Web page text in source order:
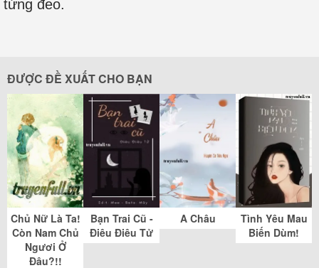
từng đeo.
ĐƯỢC ĐỀ XUẤT CHO BẠN
Chủ Nữ Là Ta!
Còn Nam Chủ
Ngươi Ở
Đâu?!!
Bạn Trai Cũ -
Điêu Điêu Tử
A Châu
Tình Yêu Mau
Biến Dùm!